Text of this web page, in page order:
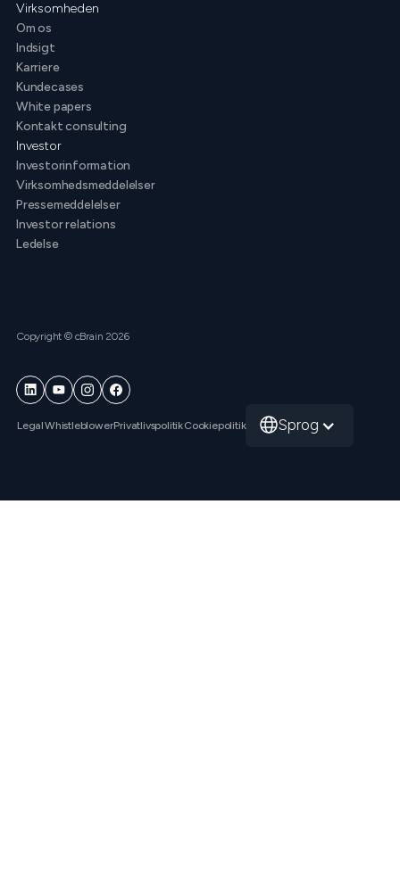
Virksomheden
Om os
Indsigt
Karriere
Kundecases
White papers
Kontakt consulting
Investor
Investorinformation
Virksomhedsmeddelelser
Pressemeddelelser
Investor relations
Ledelse
Copyright © cBrain 2026
LegalWhistleblowerPrivatlivspolitikCookiepolitik Sprog